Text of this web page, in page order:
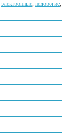
электронные, недорогие,